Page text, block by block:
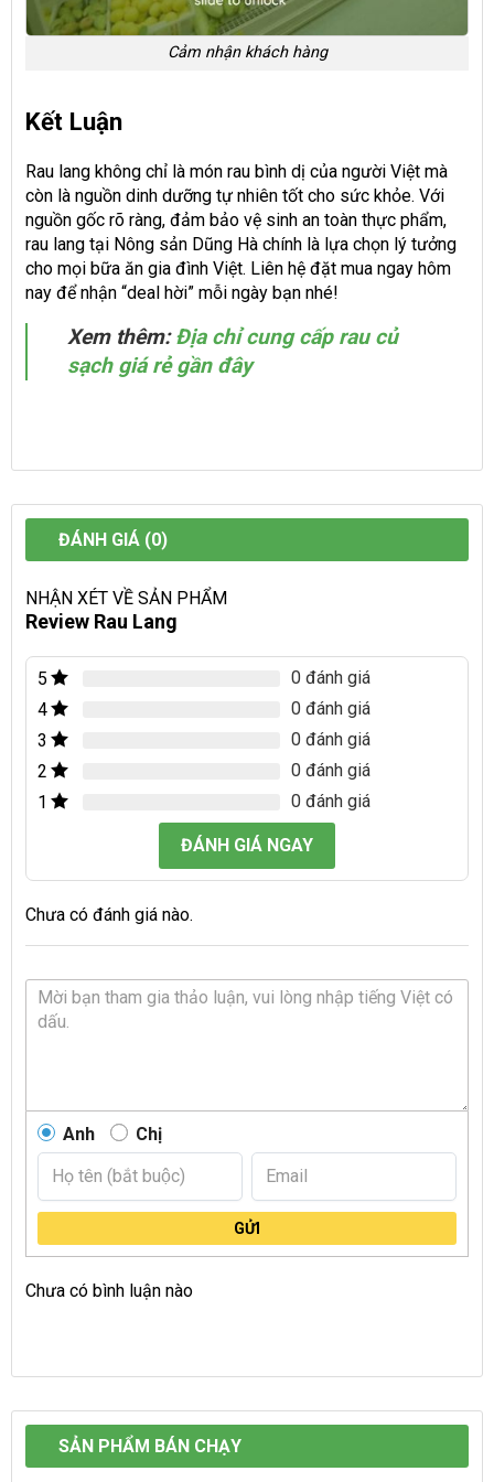
Cảm nhận khách hàng
Kết Luận
Rau lang không chỉ là món rau bình dị của người Việt mà
còn là nguồn dinh dưỡng tự nhiên tốt cho sức khỏe. Với
nguồn gốc rõ ràng, đảm bảo vệ sinh an toàn thực phẩm,
rau lang tại Nông sản Dũng Hà chính là lựa chọn lý tưởng
cho mọi bữa ăn gia đình Việt. Liên hệ đặt mua ngay hôm
nay để nhận “deal hời” mỗi ngày bạn nhé!
Xem thêm:Địa chỉ cung cấp rau củ
sạch giá rẻ gần đây
ĐÁNH GIÁ (0)
NHẬN XÉT VỀ SẢN PHẨM
Review Rau Lang
5
0 đánh giá
4
0 đánh giá
3
0 đánh giá
2
0 đánh giá
1
0 đánh giá
ĐÁNH GIÁ NGAY
Chưa có đánh giá nào.
Anh Chị
GỬI
Chưa có bình luận nào
SẢN PHẨM BÁN CHẠY